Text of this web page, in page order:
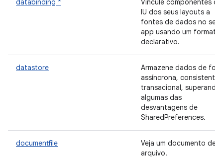
databinding *
Vincule componentes de
IU dos seus layouts a
fontes de dados no seu
app usando um formato
declarativo.
datastore
Armazene dados de
assíncrona, consistente
transacional, superando
algumas das
desvantagens de
SharedPreferences.
documentfile
Veja um documento de
arquivo.